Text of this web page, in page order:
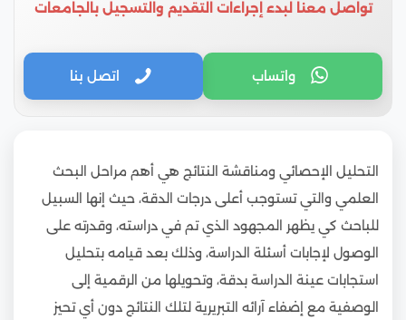
تواصل معنا لبدء إجراءات التقديم والتسجيل بالجامعات
واتساب اتصل بنا
التحليل الإحصائي ومناقشة النتائج هي أهم مراحل البحث
العلمي والتي تستوجب أعلى درجات الدقة، حيث إنها السبيل
للباحث كي يظهر المجهود الذي تم في دراسته، وقدرته على
الوصول لإجابات أسئلة الدراسة، وذلك بعد قيامه بتحليل
استجابات عينة الدراسة بدقة، وتحويلها من الرقمية إلى
الوصفية مع إضفاء آرائه التبريرية لتلك النتائج دون أي تحيز